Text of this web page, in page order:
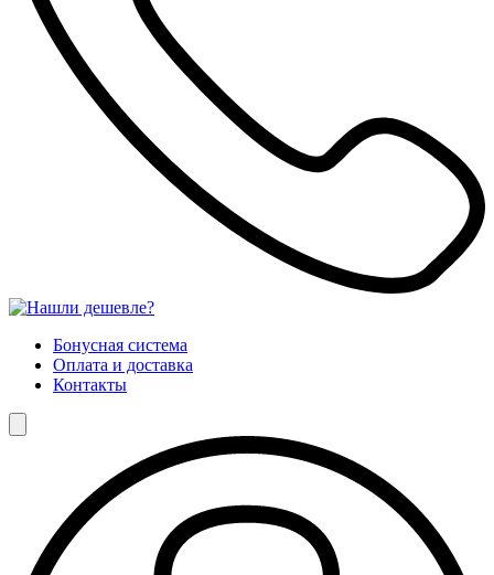
Бонусная система
Оплата и доставка
Контакты